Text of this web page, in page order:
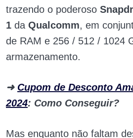
trazendo o poderoso
1 da Qualcomm, em
de RAM e 256 / 512 / 1024
armazenamento.
➜ Cupom de Desconto
2024: Como Conseguir?
Mas enquanto não faltam